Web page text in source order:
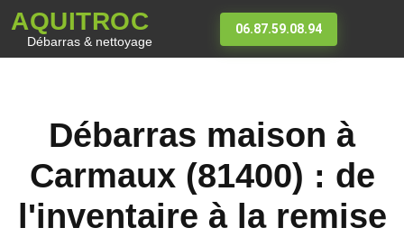
AQUITROC
Débarras & nettoyage
06.87.59.08.94
Débarras maison à
Carmaux (81400) : de
l'inventaire à la remise